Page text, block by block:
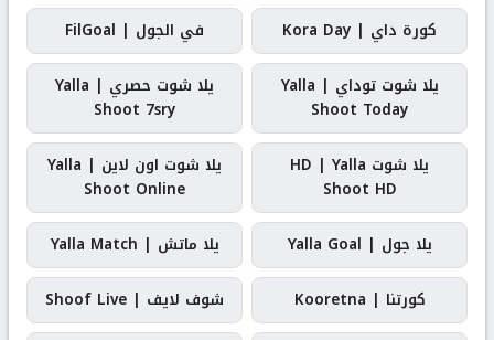
كورة داي | Kora Day
في الجول | FilGoal
يلا شوت توداي | Yalla
Shoot Today
يلا شوت حصري | Yalla
Shoot 7sry
يلا شوت HD | Yalla
Shoot HD
يلا شوت اون لاين | Yalla
Shoot Online
يلا جول | Yalla Goal
يلا ماتش | Yalla Match
كورتنا | Kooretna
شوف لايف | Shoof Live